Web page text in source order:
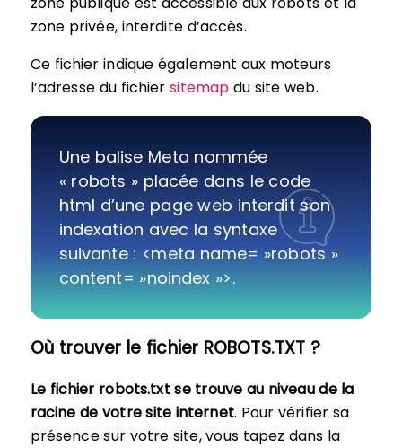
zone privée, interdite d’accès.
Ce fichier indique également aux moteurs
l’adresse du fichiersitemap du site web.
Une balise Meta nommée
« robots » placée dans le code
html d’une page web interdit son
indexation avec la syntaxe
suivante : <meta name= »robots »
content= »noindex »>.
Où trouver le fichier ROBOTS.TXT ?
Le fichier robots.txt se trouve au niveau de la
racine de votre site internet. Pour vérifier sa
présence sur votre site, vous tapez dans la